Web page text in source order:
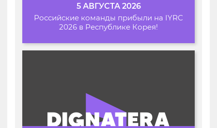
5 АВГУСТА 2026
Российские команды прибыли на IYRC
2026 в Республике Корея!